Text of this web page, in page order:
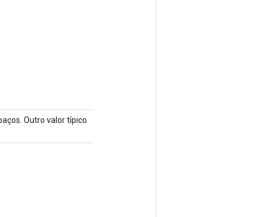
Outro valor típico